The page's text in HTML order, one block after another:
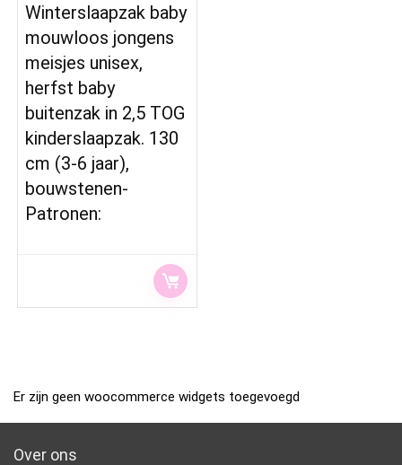
Winterslaapzak baby
mouwloos jongens
meisjes unisex,
herfst baby
buitenzak in 2,5 TOG
kinderslaapzak. 130
cm (3-6 jaar),
bouwstenen​​-
Patronen:
Er zijn geen woocommerce widgets toegevoegd
Over ons